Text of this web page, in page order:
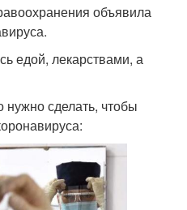
объявила
едой, лекарствами, а
нужно сделать, чтобы